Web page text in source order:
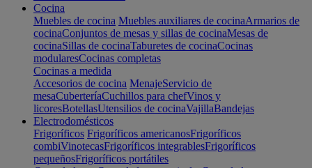
Cocina
Muebles de cocina Muebles auxiliares de cocinaArmarios de
cocinaConjuntos de mesas y sillas de cocinaMesas de
cocinaSillas de cocinaTaburetes de cocinaCocinas
modularesCocinas completas
Cocinas a medida
Accesorios de cocina MenajeServicio de
mesaCuberteríaCuchillos para chefVinos y
licoresBotellasUtensilios de cocinaVajillaBandejas
Electrodomésticos
Frigoríficos Frigoríficos americanosFrigoríficos
combiVinotecasFrigoríficos integrablesFrigoríficos
pequeñosFrigoríficos portátiles